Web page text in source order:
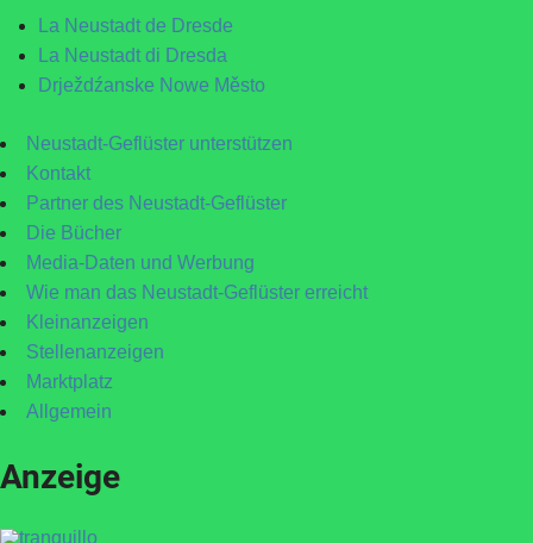
La Neustadt de Dresde
La Neustadt di Dresda
Drježdźanske Nowe Město
Neustadt-Geflüster unterstützen
Kontakt
Partner des Neustadt-Geflüster
Die Bücher
Media-Daten und Werbung
Wie man das Neustadt-Geflüster erreicht
Kleinanzeigen
Stellenanzeigen
Marktplatz
Allgemein
Anzeige